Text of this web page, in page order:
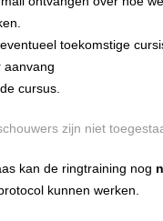
toekomstige
aanvang
cursus.
zijn niet
kan de ringtraining nog
kunnen werken.